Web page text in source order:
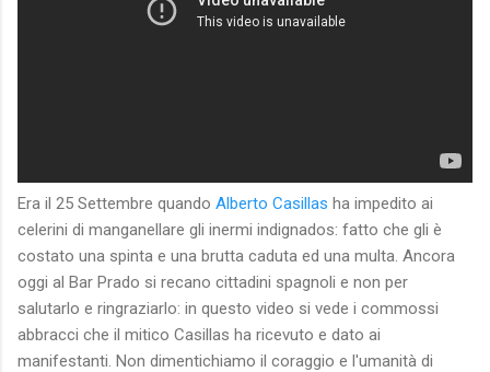
Era il 25 Settembre quando Alberto Casillas ha impedito ai
celerini di manganellare gli inermi indignados: fatto che gli è
costato una spinta e una brutta caduta ed una multa. Ancora
oggi al Bar Prado si recano cittadini spagnoli e non per
salutarlo e ringraziarlo: in questo video si vede i commossi
abbracci che il mitico Casillas ha ricevuto e dato ai
manifestanti. Non dimentichiamo il coraggio e l'umanità di